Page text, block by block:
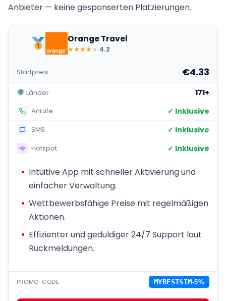
Anbieter — keine gesponserten Platzierungen.
Orange Travel
★★★★★ 4.2
Startpreis €4.33
Länder 171+
Anrufe ✓ Inklusive
SMS ✓ Inklusive
Hotspot ✓ Inklusive
Intuitive App mit schneller Aktivierung und
einfacher Verwaltung.
Wettbewerbsfähige Preise mit regelmäßigen
Aktionen.
Effizienter und geduldiger 24/7 Support laut
Rückmeldungen.
PROMO-CODE MYBESTSIM-5%